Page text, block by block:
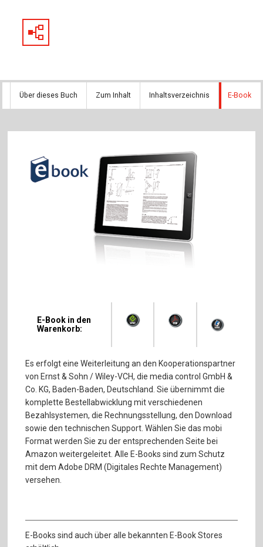
Über dieses Buch Zum Inhalt Inhaltsverzeichnis E-Book
E-Book in den
Warenkorb:
Es erfolgt eine Weiterleitung an den Kooperationspartner
von Ernst & Sohn / Wiley-VCH, die media control GmbH &
Co. KG, Baden-Baden, Deutschland. Sie übernimmt die
komplette Bestellabwicklung mit verschiedenen
Bezahlsystemen, die Rechnungsstellung, den Download
sowie den technischen Support. Wählen Sie das mobi
Format werden Sie zu der entsprechenden Seite bei
Amazon weitergeleitet. Alle E-Books sind zum Schutz
mit dem Adobe DRM (Digitales Rechte Management)
versehen.
E-Books sind auch über alle bekannten E-Book Stores